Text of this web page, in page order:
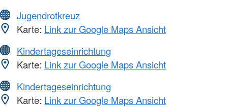
Jugendrotkreuz
Karte: Link zur Google Maps Ansicht
Kindertageseinrichtung
Karte: Link zur Google Maps Ansicht
Kindertageseinrichtung
Karte: Link zur Google Maps Ansicht